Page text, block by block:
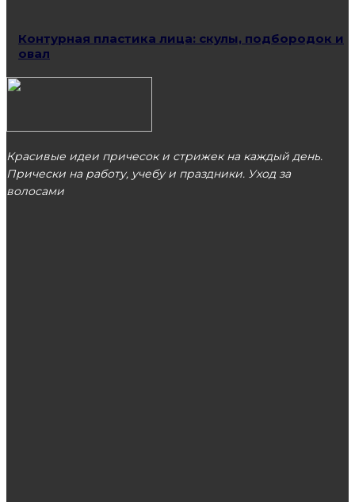
Контурная пластика лица: скулы, подбородок и
овал
Красивые идеи причесок и стрижек на каждый день.
Прически на работу, учебу и праздники. Уход за
волосами